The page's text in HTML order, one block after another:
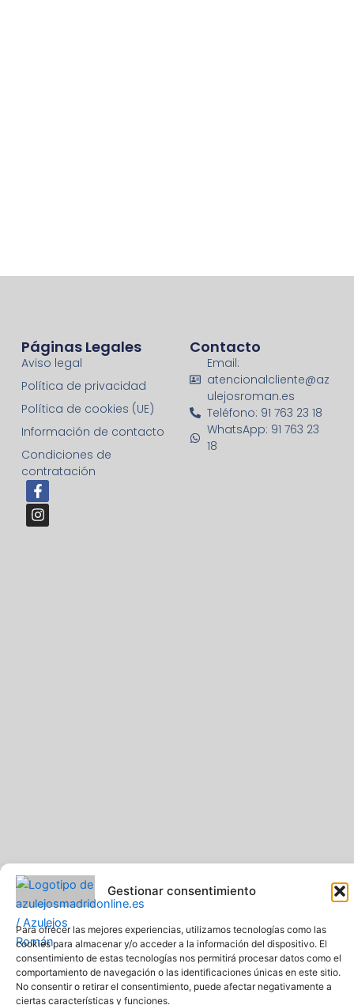
Gestionar consentimiento
Para ofrecer las mejores experiencias, utilizamos tecnologías como las
cookies para almacenar y/o acceder a la información del dispositivo. El
consentimiento de estas tecnologías nos permitirá procesar datos como el
comportamiento de navegación o las identificaciones únicas en este sitio.
No consentir o retirar el consentimiento, puede afectar negativamente a
ciertas características y funciones.
Páginas Legales
Aviso legal
Política de privacidad
Política de cookies (UE)
Información de contacto
Condiciones de
contratación
Contacto
Email:
atencionalcliente@az
ulejosroman.es
Teléfono: 91 763 23 18
WhatsApp: 91 763 23
18
F
a
c
e
I
n
s
t
Pavimentos y Azulejos Román S.L.. Todos los derechos
reservados
Web creada y diseñada por Pavimentos y Azulejos Román S.L
Comprar azulejos online baratos y de calidad